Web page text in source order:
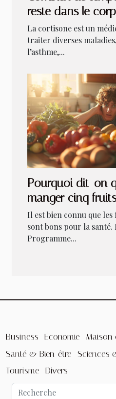
reste dans le
ces effets ?
La cortisone est un
traiter diverses
l’asthme,...
Pourquoi dit-on
manger cinq
par jour ?
Il est bien connu que
sont bons pour la santé.
Programme...
Business Economie
Santé & Bien-être Sciences
Tourisme Divers